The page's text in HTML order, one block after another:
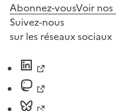
Abonnez-vousVoir
Suivez-nous
sur les réseaux sociaux